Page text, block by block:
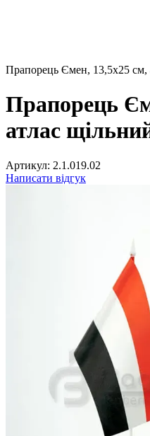
Прапорець Ємен, 13,5х25 см,
Прапорець
атлас
Артикул: 2.1.019.02
Написати відгук